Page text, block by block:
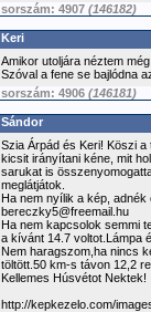
sorszám: 4907 (146182)
Keri
Amikor utoljára néztem
Szóval a fene se bajlódna
sorszám: 4906 (146181)
Sándor
Szia Árpád és Keri! Köszi
kicsit irányítani kéne, mit
sarukat is
meglátjátok.
Ha nem nyílik a kép,
bereczky5@freemail.hu
Ha nem kapcsolok semmi
a kívánt 14.7 voltot.Lámpa
Nem haragszom,ha nincs
töltött.50 km-s távon 12,2
Kellemes Húsvétot Nektek!
http://kepkezelo.com/